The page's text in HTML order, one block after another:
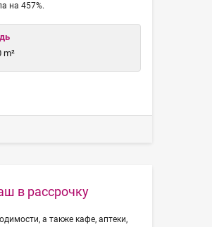
на 457%.
m²
в рассрочку
а также кафе, аптеки,